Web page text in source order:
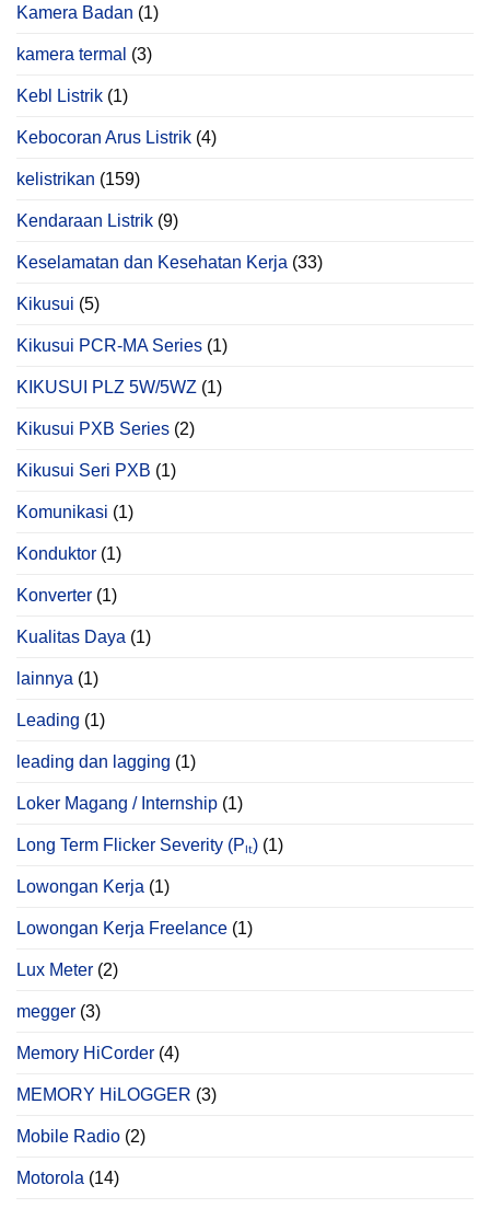
Kamera Badan (1)
kamera termal (3)
Kebl Listrik (1)
Kebocoran Arus Listrik (4)
kelistrikan (159)
Kendaraan Listrik (9)
Keselamatan dan Kesehatan Kerja (33)
Kikusui (5)
Kikusui PCR‑MA Series (1)
KIKUSUI PLZ 5W/5WZ (1)
Kikusui PXB Series (2)
Kikusui Seri PXB (1)
Komunikasi (1)
Konduktor (1)
Konverter (1)
Kualitas Daya (1)
lainnya (1)
Leading (1)
leading dan lagging (1)
Loker Magang / Internship (1)
Long Term Flicker Severity (Pₗₜ) (1)
Lowongan Kerja (1)
Lowongan Kerja Freelance (1)
Lux Meter (2)
megger (3)
Memory HiCorder (4)
MEMORY HiLOGGER (3)
Mobile Radio (2)
Motorola (14)